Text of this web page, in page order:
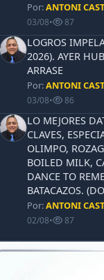
Por:ANTONI
03/08• 87
LOGROS
2026). AYER
ARRASE
Por:ANTONI
03/08• 86
LO MEJORES
CLAVES,
OLIMPO,
BOILED MILK,
DANCE TO
BATACAZOS.
Por:ANTONI
02/08• 87